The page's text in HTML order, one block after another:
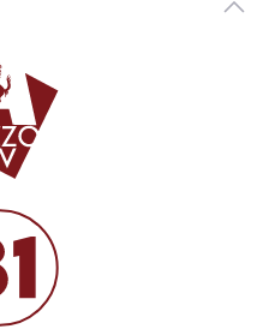
del 45enne che nel 2020 uccise la
figlio
Agosto 2026
lungo le strade al confine tra
Agosto 2026
ricerche in corso nell'Aretino. Era
della figlia
Agosto 2026